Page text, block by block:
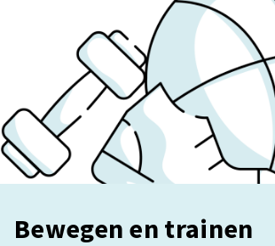
Bewegen en trainen